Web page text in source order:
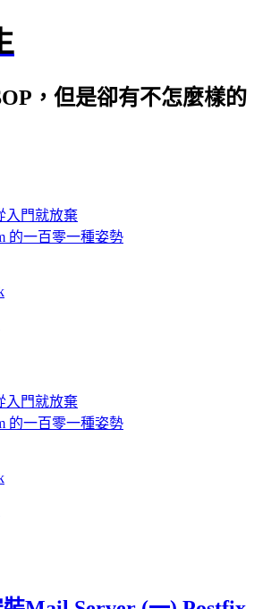
，但是卻有不怎麼樣的
入門就放棄
的一百零一種姿勢
入門就放棄
的一百零一種姿勢